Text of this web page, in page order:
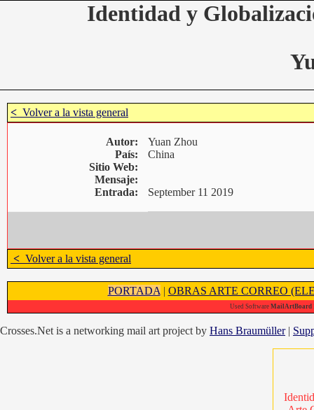
Identidad y
< Volver a la vista general
Autor:
País:
Sitio Web:
Mensaje:
Yuan Zhou
China
Entrada: September 11 2019
< Volver a la vista general
PORTADA | OBRAS ARTE CORREO
Used Software MailArtBoard
Crosses.Net is a networking mail art project by Hans Braumüller|